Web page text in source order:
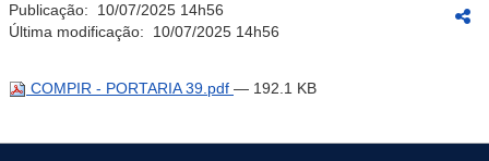
Publicação: 10/07/2025 14h56
Última modificação: 10/07/2025 14h56
COMPIR - PORTARIA 39.pdf — 192.1 KB